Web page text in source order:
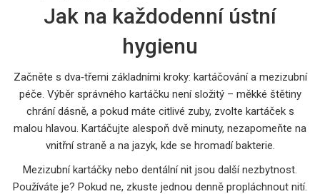
Jak na každodenní ústní
hygienu
Začněte s dva‑třemi základními kroky: kartáčování a mezizubní
péče. Výběr správného kartáčku není složitý – měkké štětiny
chrání dásně, a pokud máte citlivé zuby, zvolte kartáček s
malou hlavou. Kartáčujte alespoň dvě minuty, nezapomeňte na
vnitřní straně a na jazyk, kde se hromadí bakterie.
Mezizubní kartáčky nebo dentální nit jsou další nezbytnost.
Používáte je? Pokud ne, zkuste jednou denně propláchnout nití.